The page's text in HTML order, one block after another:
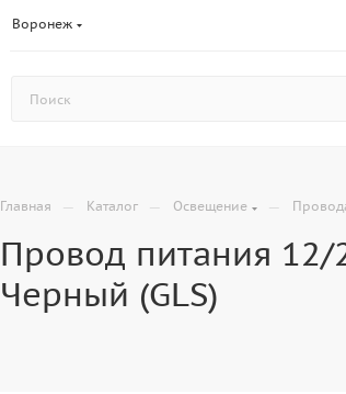
Воронеж
Главная — Каталог — Освещение —
Провод питания 12/
Черный (GLS)